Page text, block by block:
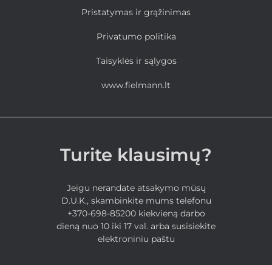
Pristatymas ir grąžinimas
Privatumo politika
Taisyklės ir sąlygos
www.fielmann.lt
Turite klausimų?
Jeigu nerandate atsakymo mūsų
D.U.K., skambinkite mums telefonu
+370-698-85200 kiekvieną darbo
dieną nuo 10 iki 17 val. arba susisiekite
elektroniniu paštu